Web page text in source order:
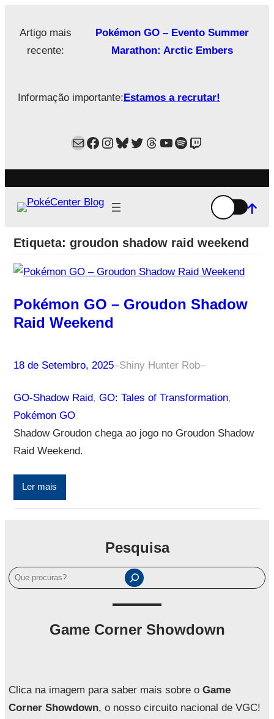
paraArtigo mais
recente:
Pokémon GO – Evento Summer
Marathon: Arctic Embers
Informação importante:Estamos a recrutar!
MailFacebook
Instagram
Bluesky
Twitter
Estamos no Threads!
YouTube
Spotify
Twitch
Etiqueta: groudon shadow raid weekend
Pokémon GO – Groudon Shadow
Raid Weekend
18 de Setembro, 2025–Shiny Hunter Rob–
GO-Shadow Raid, GO: Tales of Transformation
Pokémon GO
Shadow Groudon chega ao jogo no Groudon Shadow
Raid Weekend.
Ler mais
Pesquisa
P
e
a
Game Corner Showdown
Clica na imagem para saber mais sobre o Game
Corner Showdown, o nosso circuito nacional de VGC!